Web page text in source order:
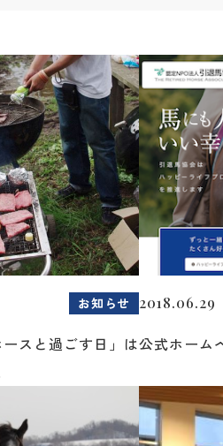
お知らせ
ースと過ごす日」は
2018.06.29
公式ホーム